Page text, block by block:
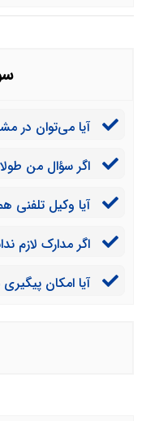
آیا می‌توان در
اگر سؤال من طولانی باشد، وقت کافی داده می‌شود؟
آیا وکیل تلفنی
اگر مدارک لازم
آیا امکان